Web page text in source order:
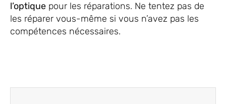
l’optique pour les réparations. Ne tentez pas de
les réparer vous-même si vous n’avez pas les
compétences nécessaires.